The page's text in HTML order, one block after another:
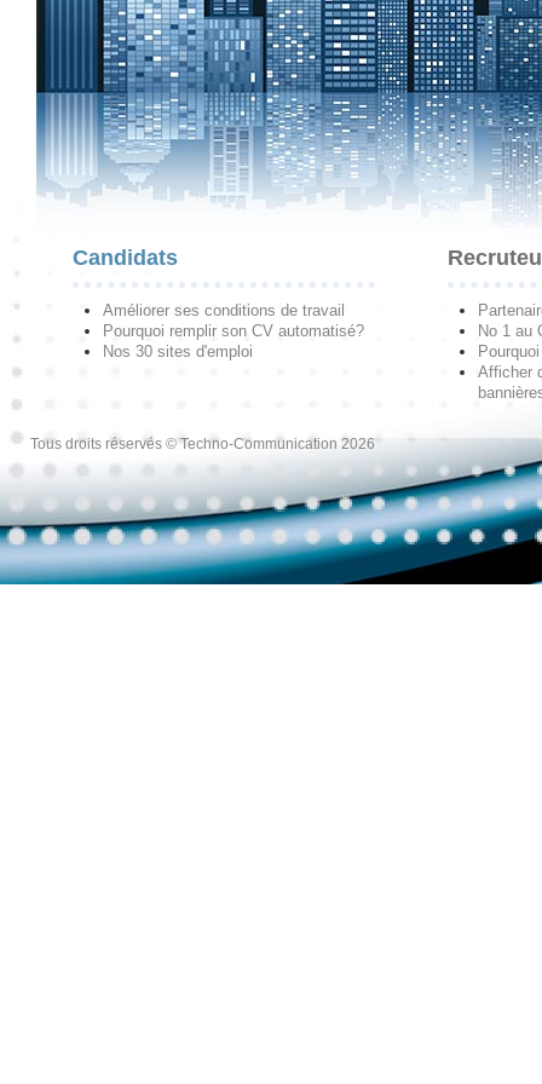
Candidats
Améliorer ses conditions de travail
Pourquoi remplir son CV automatisé?
Nos 30 sites d'emploi
No 1 au
Afficher
Tous droits réservés © Techno-Communication 2026